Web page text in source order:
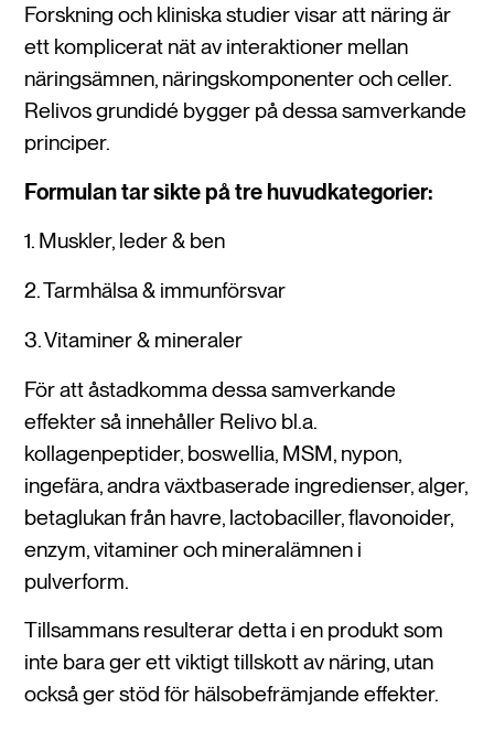
Forskning och kliniska studier visar att näring är
ett komplicerat nät av interaktioner mellan
näringsämnen, näringskomponenter och celler.
Relivos grundidé bygger på dessa samverkande
principer.
Formulan tar sikte på tre huvudkategorier:
1. Muskler, leder & ben
2. Tarmhälsa & immunförsvar
3. Vitaminer & mineraler
För att åstadkomma dessa samverkande
effekter så innehåller Relivo bl.a.
kollagenpeptider, boswellia, MSM, nypon,
ingefära, andra växtbaserade ingredienser, alger,
betaglukan från havre, lactobaciller, flavonoider,
enzym, vitaminer och mineralämnen i
pulverform.
Tillsammans resulterar detta i en produkt som
inte bara ger ett viktigt tillskott av näring, utan
också ger stöd för hälsobefrämjande effekter.